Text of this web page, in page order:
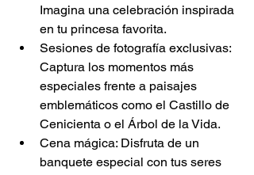
Imagina una celebración inspirada
en tu princesa favorita.
Sesiones de fotografía exclusivas:
Captura los momentos más
especiales frente a paisajes
emblemáticos como el Castillo de
Cenicienta o el Árbol de la Vida.
Cena mágica: Disfruta de un
banquete especial con tus seres